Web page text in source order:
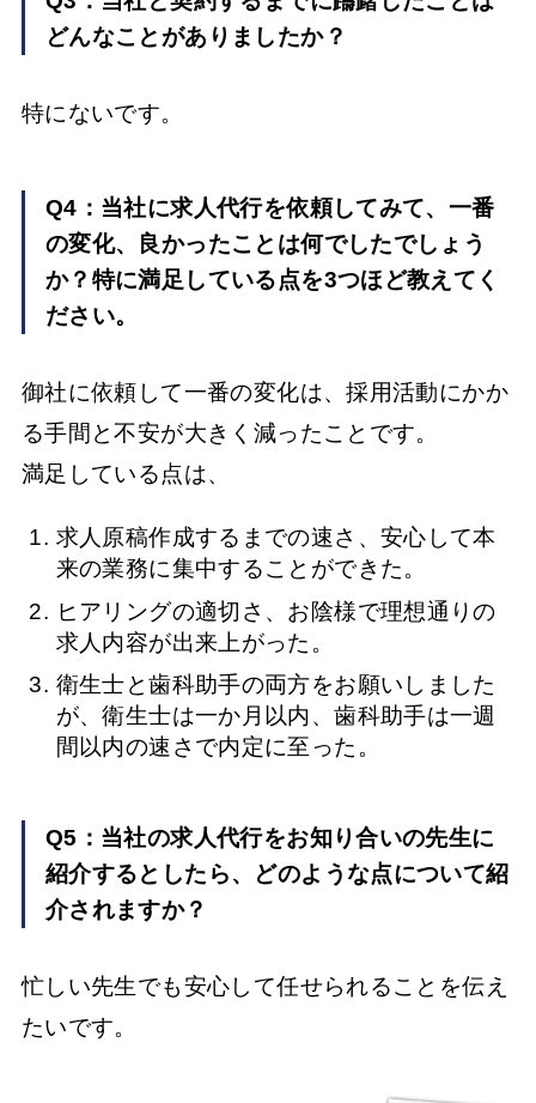
どんなことがありましたか？
特にないです。
Q4：当社に求人代行を依頼してみて、一番
の変化、良かったことは何でしたでしょう
か？特に満足している点を3つほど教えてく
ださい。
御社に依頼して一番の変化は、採用活動にかか
る手間と不安が大きく減ったことです。
満足している点は、
求人原稿作成するまでの速さ、安心して本
来の業務に集中することができた。
ヒアリングの適切さ、お陰様で理想通りの
求人内容が出来上がった。
衛生士と歯科助手の両方をお願いしました
が、衛生士は一か月以内、歯科助手は一週
間以内の速さで内定に至った。
Q5：当社の求人代行をお知り合いの先生に
紹介するとしたら、どのような点について紹
介されますか？
忙しい先生でも安心して任せられることを伝え
たいです。